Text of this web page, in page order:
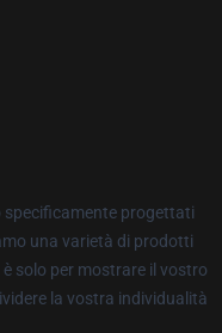
progettati
una varietà di prodotti
solo per mostrare il vostro
la vostra individualità